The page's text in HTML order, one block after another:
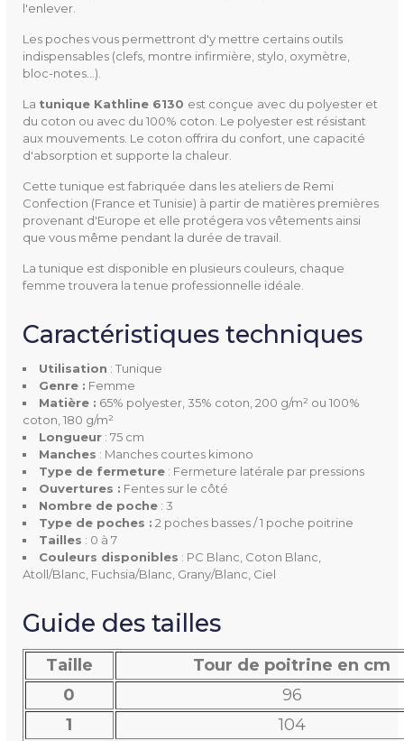
l'enlever.
Les poches vous permettront d'y mettre certains outils
indispensables (clefs, montre infirmière, stylo, oxymètre,
bloc-notes…).
La tunique Kathline 6130 est conçue avec du polyester et
du coton ou avec du 100% coton. Le polyester est résistant
aux mouvements. Le coton offrira du confort, une capacité
d'absorption et supporte la chaleur.
Cette tunique est fabriquée dans les ateliers de Remi
Confection (France et Tunisie) à partir de matières premières
provenant d'Europe et elle protégera vos vêtements ainsi
que vous même pendant la durée de travail.
La tunique est disponible en plusieurs couleurs, chaque
femme trouvera la tenue professionnelle idéale.
Caractéristiques techniques
Utilisation : Tunique
Genre : Femme
Matière : 65% polyester, 35% coton, 200 g/m² ou 100%
coton, 180 g/m²
Longueur: 75 cm
Manches : Manches courtes kimono
Type de fermeture: Fermeture latérale par pressions
Ouvertures : Fentes sur le côté
Nombre de poche: 3
Type de poches : 2 poches basses / 1 poche poitrine
Tailles : 0 à 7
Couleurs disponibles : PC Blanc, Coton Blanc,
Atoll/Blanc, Fuchsia/Blanc, Grany/Blanc, Ciel
Guide des tailles
Taille
Tour de poitrine en cm
0
96
1
104
Utilisation Tunique
Genre Femme
Taille
Longueur 75 cm
Ouverture Fentes sur le côté
Matière
65% polyester, 35% coton, 2
100% coton, 180 g/m²
Type De Fermeture
Manches
Nombre De Poche 3
Type De Poche
1 poche poitrine
Ciel
Fuchsia/Blanc
Grany/Blanc
PC Blanc